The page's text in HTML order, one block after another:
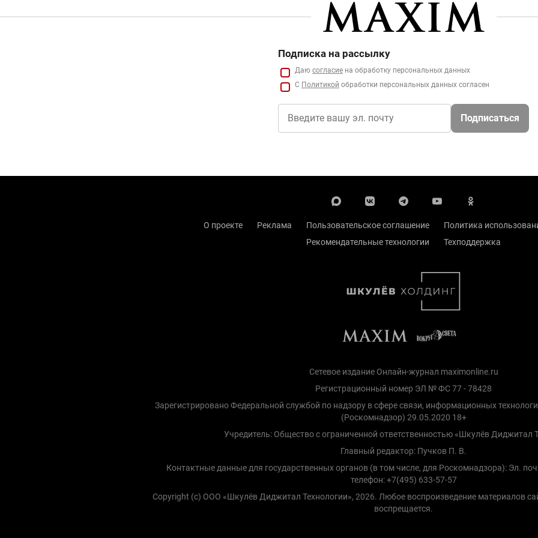
Подписка на рассылку
Даю согласие на обработку персональных данных
С Политикой обработки персональных данных согласен
Подписаться
О проекте Реклама Пользовательское соглашение
Политика
Рекомендательные технологии
Техподдержка
Сетевое издание Онлайн-журнал maximonline.ru
Регистрационный номер ЭЛ № ФС 77 - 78428
Зарегистрировано Федеральной службой по надзору в сфере связи, информационных
(Роскомнадзор) 29.05.2020 18+
Учредитель: Общество с ограниченной ответственностью «Шкулёв Диджитал
Главный редактор: Пучков П. В.
Контактные данные для государственных органов (в том числе, для Роскомнадзора): Эл.
телефон: +7(495) 633-57-57
Copyright (с) ООО «Шкулёв Диджитал Технологии», 2026. Любое воспроизведение материалов
воспрещается.